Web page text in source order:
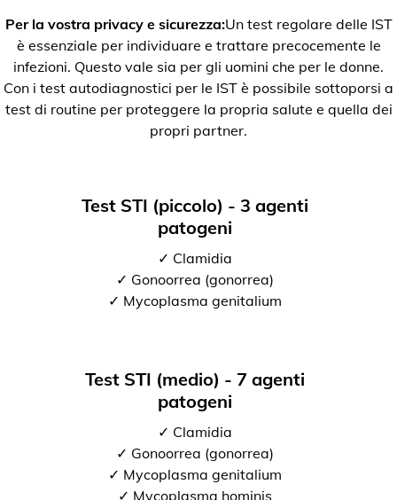
Per la vostra privacy e sicurezza:Un test regolare delle IST
è essenziale per individuare e trattare precocemente le
infezioni. Questo vale sia per gli uomini che per le donne.
Con i test autodiagnostici per le IST è possibile sottoporsi a
test di routine per proteggere la propria salute e quella dei
propri partner.
Test STI (piccolo) - 3 agenti
patogeni
✓ Clamidia
✓ Gonoorrea (gonorrea)
✓ Mycoplasma genitalium
Test STI (medio) - 7 agenti
patogeni
✓ Clamidia
✓ Gonoorrea (gonorrea)
✓ Mycoplasma genitalium
✓ Mycoplasma hominis